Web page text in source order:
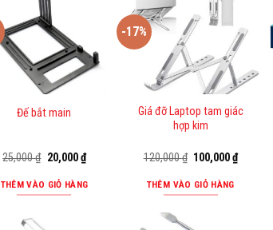
Đế bắt main
25,000₫ Giá
gốc
là:
25,000 ₫.
20,000₫Giá
hiện
tại
là:
THÊM VÀO GIỎ HÀNG
-17%
Giá đỡ Laptop tam giác
hợp kim
120,000₫ Giá
là:
120,000 ₫.
100,000₫Giá
hiện
THÊM VÀO GIỎ HÀNG